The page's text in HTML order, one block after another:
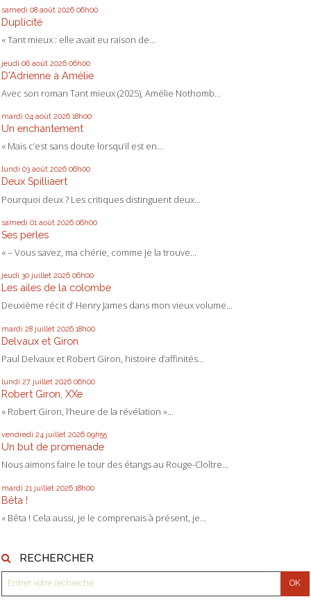
samedi 08 août 2026 06h00
Duplicité
« Tant mieux : elle avait eu raison de...
jeudi 06 août 2026 06h00
D'Adrienne à Amélie
Avec son roman Tant mieux (2025), Amélie Nothomb...
mardi 04 août 2026 18h00
Un enchantement
« Mais c’est sans doute lorsqu’il est en...
lundi 03 août 2026 06h00
Deux Spilliaert
Pourquoi deux ? Les critiques distinguent deux...
samedi 01 août 2026 06h00
Ses perles
« – Vous savez, ma chérie, comme je la trouve...
jeudi 30 juillet 2026 06h00
Les ailes de la colombe
Deuxième récit d’ Henry James dans mon vieux volume...
mardi 28 juillet 2026 18h00
Delvaux et Giron
Paul Delvaux et Robert Giron, histoire d’affinités...
lundi 27 juillet 2026 06h00
Robert Giron, XXe
« Robert Giron, l’heure de la révélation »...
vendredi 24 juillet 2026 09h55
Un but de promenade
Nous aimons faire le tour des étangs au Rouge-Cloître...
mardi 21 juillet 2026 18h00
Bêta !
« Bêta ! Cela aussi, je le comprenais à présent, je...
RECHERCHER